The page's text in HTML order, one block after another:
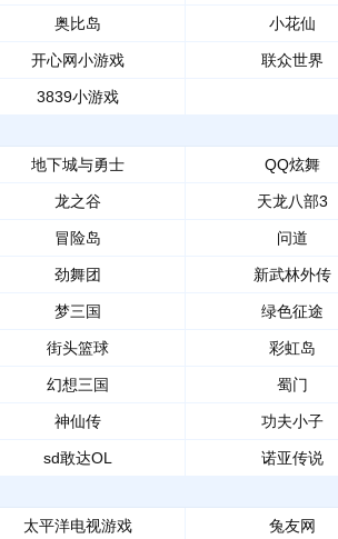
奥比岛 小花仙
开心网小游戏 联众世界
3839小游戏
地下城与勇士 QQ炫舞
龙之谷 天龙八部3
冒险岛 问道
劲舞团 新武林外传
梦三国 绿色征途
街头篮球 彩虹岛
幻想三国 蜀门
神仙传 功夫小子
sd敢达OL 诺亚传说
太平洋电视游戏 兔友网